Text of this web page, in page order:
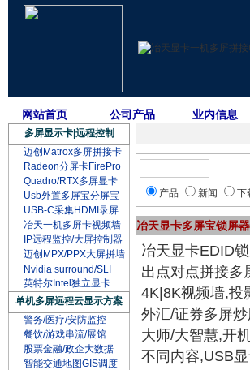
网站首页 公司产品 业内信息
多屏显示卡|远程控制
迈创Matrox多屏拼接卡
Radeon分屏卡FirePro
Quadro/RTX多屏显卡
Usb外置多屏宝分屏宝
USB-C采集HDMI录屏
冶天一机多屏卡视频墙
IP远程监控/大屏控制器
迈创MPX/PPX大屏拼墙
Nvidia surround/SLI
英特尔Intel独立显卡
单机多屏远程云显示方案
警务/医疗/安防监控
餐饮/游戏串流/展馆
股票金融/政企大数据
智能交通地图GIS调度
产品 新闻 下
冶天显卡多屏宝锁屏
冶天显卡EDID
出点对点拼接多
4K|8K视频墙,投
外汇/证券多屏
大师/大智慧,开
不同内容,USB